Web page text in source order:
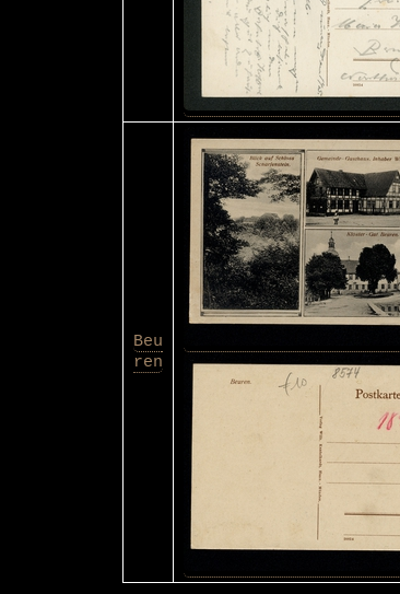
Beu
ren